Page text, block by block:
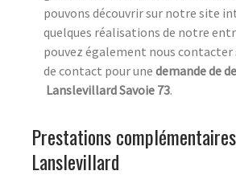
pouvons découvrir sur notre site
quelques réalisations de notre
pouvez également nous contacter
de contact pour une demande de
Lanslevillard Savoie 73.
Prestations
Lanslevillard